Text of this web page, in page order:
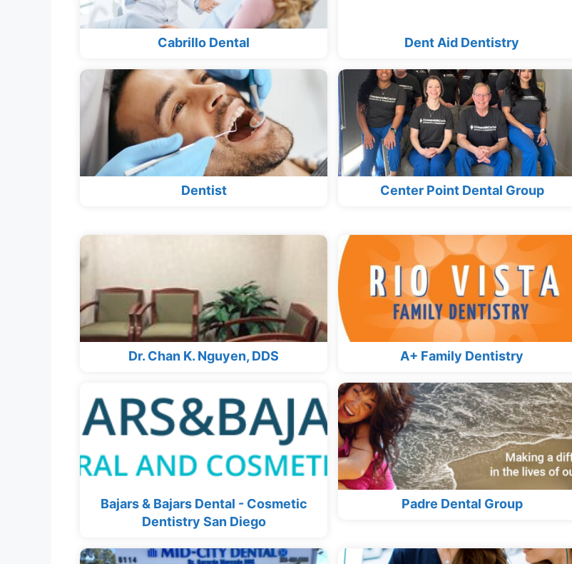
Cabrillo Dental Dent Aid Dentistry
Dentist Center Point Dental Group
Dr. Chan K. Nguyen, DDS A+ Family Dentistry
Bajars & Bajars Dental - Cosmetic
Dentistry San Diego
Padre Dental Group